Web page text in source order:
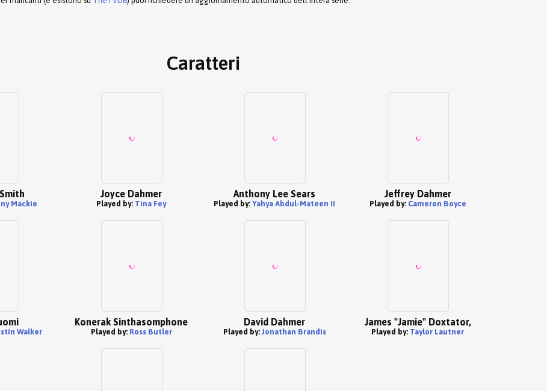
Caratteri
Mackie
Joyce Dahmer
Played by: Tina Fey
Anthony Lee Sears
Played by: Yahya Abdul-Mateen II
Jeffrey Dahmer
Played by: Cameron Boyce
Walker
Konerak Sinthasomphone
Played by: Ross Butler
David Dahmer
Played by:Jonathan Brandis
James "Jamie" Doxtator,
Played by: Taylor Lautner